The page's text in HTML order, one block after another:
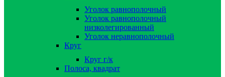
Уголок равнополочный
Уголок равнополочный
низколегированный
Уголок неравнополочный
Круг
Круг г/к
Полоса, квадрат